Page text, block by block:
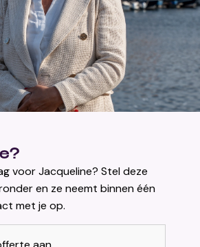
voor Jacqueline? Stel deze
en ze neemt binnen één
met je op.